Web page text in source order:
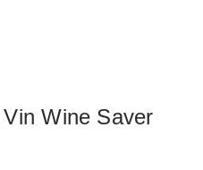
Wine Saver